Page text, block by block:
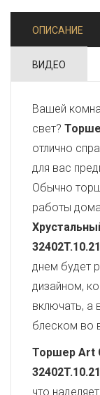
ОПИСАНИЕ
ВИДЕО
Вашей
свет?
отлично
для вас
Обычно
работы
днем будет
дизайном,
включать, а
блеском во
Торшер Art
что